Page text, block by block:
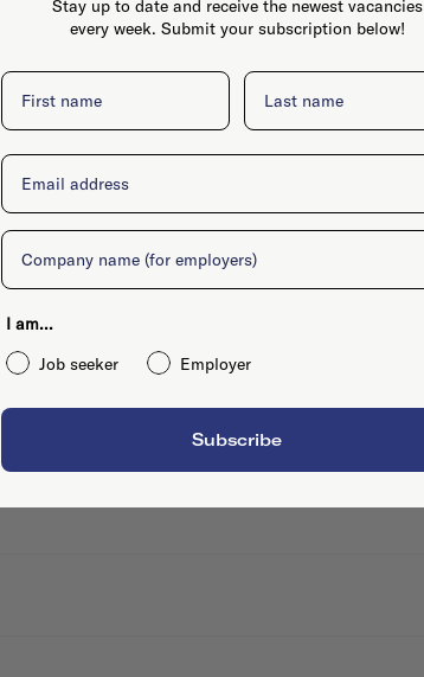
Stay up to date and receive the newest vacancies
every week. Submit your subscription below!
First name Last name
Email
Company
I am...
Job seeker
Employer
Subscribe